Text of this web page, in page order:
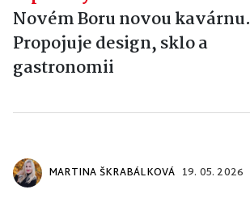
Novém Boru novou kavárnu.
Propojuje design, sklo a
gastronomii
MARTINA ŠKRABÁLKOVÁ 19. 05. 2026